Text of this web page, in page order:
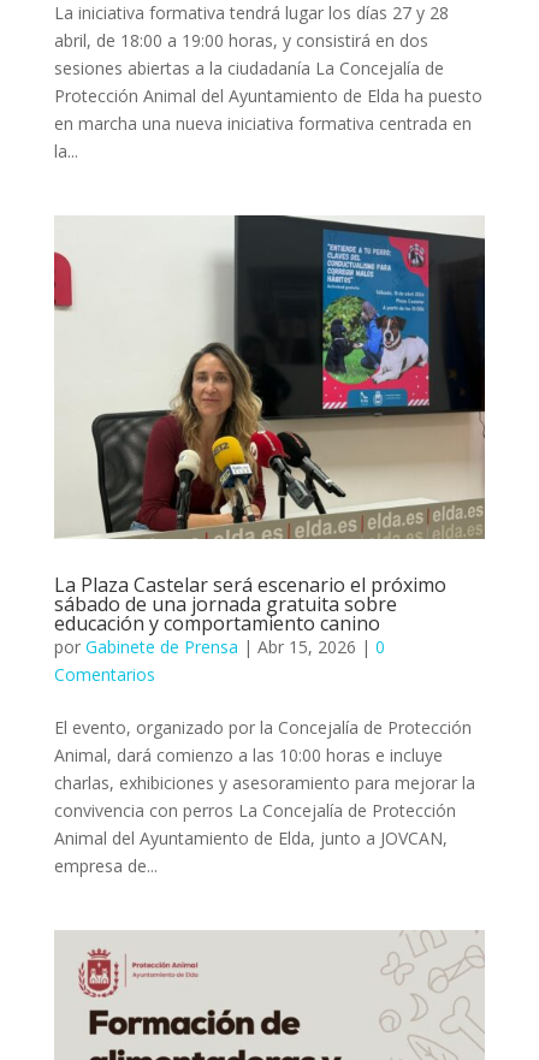
La iniciativa formativa tendrá lugar los días 27 y 28
abril, de 18:00 a 19:00 horas, y consistirá en dos
sesiones abiertas a la ciudadanía La Concejalía de
Protección Animal del Ayuntamiento de Elda ha puesto
en marcha una nueva iniciativa formativa centrada en
la...
La Plaza Castelar será escenario el próximo
sábado de una jornada gratuita sobre
educación y comportamiento canino
por Gabinete de Prensa | Abr 15, 2026 | 0
Comentarios
El evento, organizado por la Concejalía de Protección
Animal, dará comienzo a las 10:00 horas e incluye
charlas, exhibiciones y asesoramiento para mejorar la
convivencia con perros La Concejalía de Protección
Animal del Ayuntamiento de Elda, junto a JOVCAN,
empresa de...